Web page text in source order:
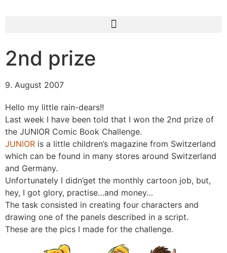
2nd prize
9. August 2007
Hello my little rain-dears!!
Last week I have been told that I won the 2nd prize of
the JUNIOR Comic Book Challenge.
JUNIOR is a little children’s magazine from Switzerland
which can be found in many stores around Switzerland
and Germany.
Unfortunately I didn’get the monthly cartoon job, but,
hey, I got glory, practise…and money…
The task consisted in creating four characters and
drawing one of the panels described in a script.
These are the pics I made for the challenge.